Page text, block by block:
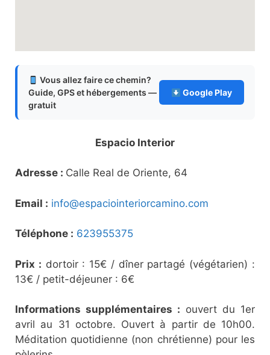
Vous allez faire ce chemin?
Guide, GPS et hébergements —
gratuit
Google Play
Espacio Interior
Adresse : Calle Real de Oriente, 64
Email : info@espaciointeriorcamino.com
Téléphone : 623955375
Prix : dortoir : 15€ / dîner partagé (végétarien) :
13€ / petit-déjeuner : 6€
Informations supplémentaires : ouvert du 1er
avril au 31 octobre. Ouvert à partir de 10h00.
Méditation quotidienne (non chrétienne) pour les